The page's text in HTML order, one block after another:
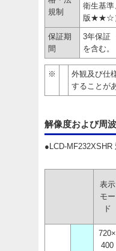
規制
衛生基
版★★☆
保証期
間
3年保証
を含む。
※
外観及び仕
することが
解像度および周
●LCD-
表示
モー
ド
720×
400